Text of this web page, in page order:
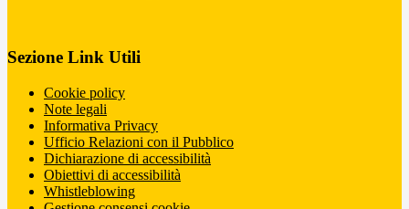
Sezione Link Utili
Cookie policy
Note legali
Informativa Privacy
Ufficio Relazioni con il Pubblico
Dichiarazione di accessibilità
Obiettivi di accessibilità
Whistleblowing